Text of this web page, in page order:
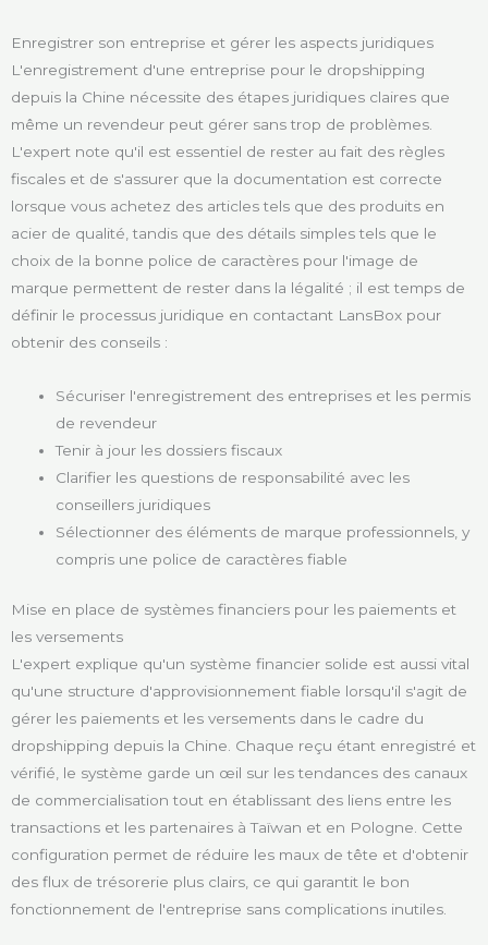
Enregistrer son entreprise et gérer les aspects juridiques
L'enregistrement d'une entreprise pour le dropshipping
depuis la Chine nécessite des étapes juridiques claires que
même un revendeur peut gérer sans trop de problèmes.
L'expert note qu'il est essentiel de rester au fait des règles
fiscales et de s'assurer que la documentation est correcte
lorsque vous achetez des articles tels que des produits en
acier de qualité, tandis que des détails simples tels que le
choix de la bonne police de caractères pour l'image de
marque permettent de rester dans la légalité ; il est temps de
définir le processus juridique en contactant LansBox pour
obtenir des conseils :
Sécuriser l'enregistrement des entreprises et les permis
de revendeur
Tenir à jour les dossiers fiscaux
Clarifier les questions de responsabilité avec les
conseillers juridiques
Sélectionner des éléments de marque professionnels, y
compris une police de caractères fiable
Mise en place de systèmes financiers pour les paiements et
les versements
L'expert explique qu'un système financier solide est aussi vital
qu'une structure d'approvisionnement fiable lorsqu'il s'agit de
gérer les paiements et les versements dans le cadre du
dropshipping depuis la Chine. Chaque reçu étant enregistré et
vérifié, le système garde un œil sur les tendances des canaux
de commercialisation tout en établissant des liens entre les
transactions et les partenaires à Taïwan et en Pologne. Cette
configuration permet de réduire les maux de tête et d'obtenir
des flux de trésorerie plus clairs, ce qui garantit le bon
fonctionnement de l'entreprise sans complications inutiles.